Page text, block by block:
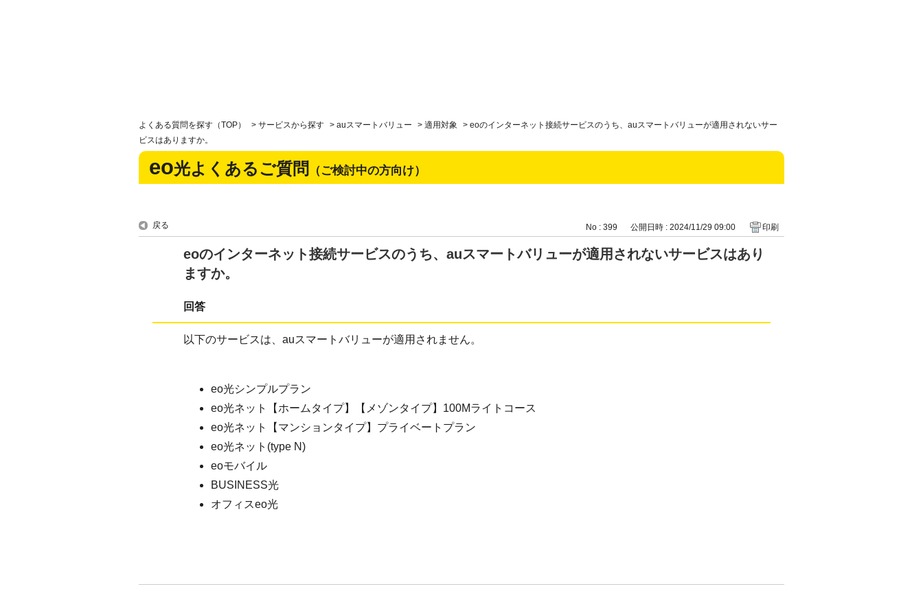
よくある質問を探す（TOP） > サービスから探す > auスマートバリュー > 適用対象 > eoのインターネット接続サービスのうち、auスマートバリューが適用されないサー
ビスはありますか。
eo光よくあるご質問 （ご検討中の方向け）
戻る No : 399 公開日時 : 2024/11/29 09:00 印刷
eoのインターネット接続サービスのうち、auスマートバリューが適用されないサービスはあり
ますか。
回答
以下のサービスは、auスマートバリューが適用されません。
eo光シンプルプラン
eo光ネット【ホームタイプ】【メゾンタイプ】100Mライトコース
eo光ネット【マンションタイプ】プライベートプラン
eo光ネット(type N)
eoモバイル
BUSINESS光
オフィスeo光